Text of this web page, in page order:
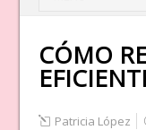
CÓMO
Patricia López